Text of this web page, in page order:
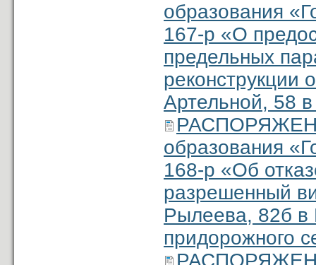
образования
167-р «О
предельных
реконструкции
Артельной, 58
образования
168-р «Об
разрешенный
Рылеева, 82б в
придорожного